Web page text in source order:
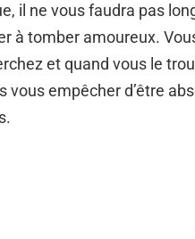
il ne vous faudra pas
à tomber amoureux.
et quand vous le
vous empêcher d’être